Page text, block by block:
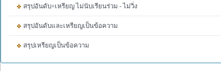
สรุปอันดับ+เหรียญ ไม่นับเรียนร่วม - ไม่วิ่ง
สรุปอันดับและเหรียญเป็นข้อความ
สรุปเหรียญเป็นข้อความ